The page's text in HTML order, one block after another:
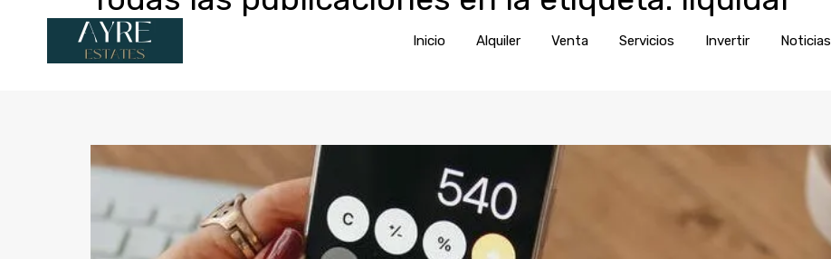
Inicio Alquiler Venta Servicios
Inicio Alquiler Venta Servicios Invertir Noticias